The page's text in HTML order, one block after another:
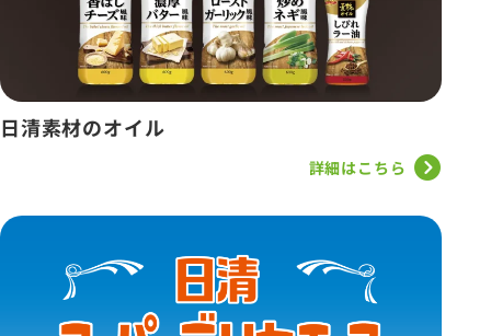
日清素材のオイル
詳細はこちら